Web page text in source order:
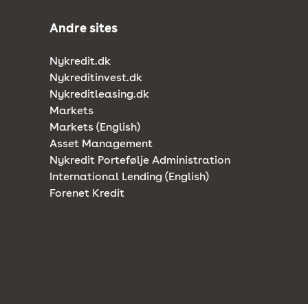
Andre sites
Nykredit.dk
Nykreditinvest.dk
Nykreditleasing.dk
Markets
Markets (English)
Asset Management
Nykredit Portefølje Administration
International Lending (English)
Forenet Kredit